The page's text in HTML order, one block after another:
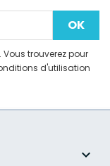
trouverez pour
d'utilisation
